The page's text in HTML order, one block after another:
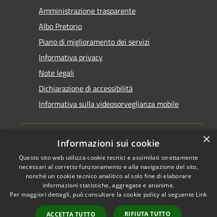
Amministrazione trasparente
Albo Pretorio
Piano di miglioramento dei servizi
Informativa privacy
Note legali
Dichiarazione di accessibilità
Informativa sulla videosorveglianza mobile
RSS
Accessibilità
Cookie
Mappa del sito
Copyright © 2026 • Comune di
Taranto • Powered by
Municipium•Accesso
redazione
×
Informazioni sui cookie
Questo sito web utilizza cookie tecnici e assimilati strettamente
necessari al corretto funzionamento e alla navigazione del sito,
nonché un cookie tecnico analitico al solo fine di elaborare
informazioni statistiche, aggregate e anonime.
Per maggiori dettagli, può consultare la cookie policy al seguente Link
ACCETTA TUTTO RIFIUTA TUTTO